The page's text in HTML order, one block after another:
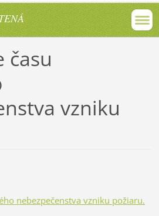
času
vzniku
nebezpečenstva vzniku požiaru.